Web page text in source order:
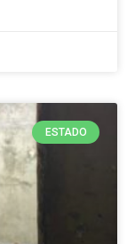
ESTADO